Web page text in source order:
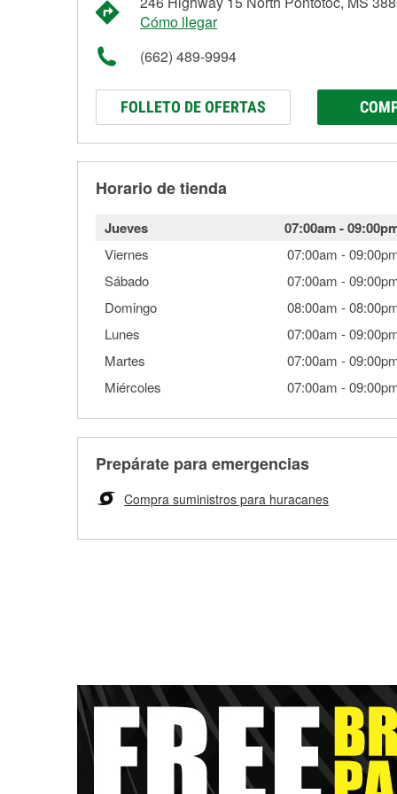
Cómo llegar
(662) 489-9994
FOLLETO DE OFERTAS
Horario de tienda
Jueves 07:00am-
Viernes 07:00am -
Sábado
07:00am -
Domingo
08:00am -
Lunes
07:00am -
Martes
07:00am -
Miércoles
07:00am -
Prepárate para emergencias
Compra suministros para huracanes